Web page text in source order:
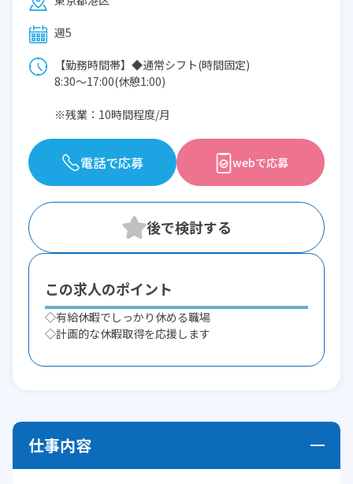
週5
【勤務時間帯】◆通常シフト(時間固定)
8:30〜17:00(休憩1:00)
※残業：10時間程度/月
電話で応募 webで応募
この求人のポイント
◇有給休暇でしっかり休める職場
◇計画的な休暇取得を応援します
仕事内容